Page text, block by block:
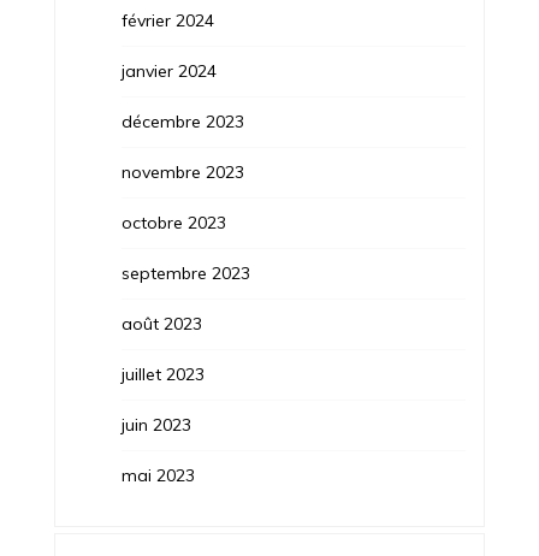
février 2024
janvier 2024
décembre 2023
novembre 2023
octobre 2023
septembre 2023
août 2023
juillet 2023
juin 2023
mai 2023